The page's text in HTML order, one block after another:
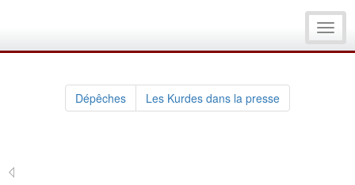
Dépêches Les Kurdes dans la presse